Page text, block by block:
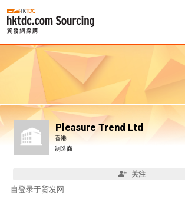
Pleasure Trend Ltd
香港
制造商
关注
自登录于贸发网